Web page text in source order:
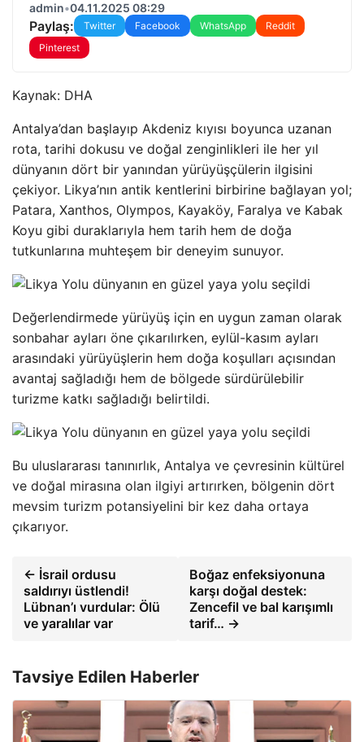
admin•04.11.2025 08:29
Paylaş: Twitter Facebook WhatsApp
Reddit
Pinterest
Kaynak: DHA
Antalya’dan başlayıp Akdeniz kıyısı boyunca uzanan
rota, tarihi dokusu ve doğal zenginlikleri ile her yıl
dünyanın dört bir yanından yürüyüşçülerin ilgisini
çekiyor. Likya’nın antik kentlerini birbirine bağlayan yol;
Patara, Xanthos, Olympos, Kayaköy, Faralya ve Kabak
Koyu gibi duraklarıyla hem tarih hem de doğa
tutkunlarına muhteşem bir deneyim sunuyor.
Değerlendirmede yürüyüş için en uygun zaman olarak
sonbahar ayları öne çıkarılırken, eylül-kasım ayları
arasındaki yürüyüşlerin hem doğa koşulları açısından
avantaj sağladığı hem de bölgede sürdürülebilir
turizme katkı sağladığı belirtildi.
Bu uluslararası tanınırlık, Antalya ve çevresinin kültürel
ve doğal mirasına olan ilgiyi artırırken, bölgenin dört
mevsim turizm potansiyelini bir kez daha ortaya
çıkarıyor.
← İsrail ordusu
saldırıyı üstlendi!
Lübnan’ı vurdular: Ölü
ve yaralılar var
Boğaz enfeksiyonuna
karşı doğal destek:
Zencefil ve bal karışımlı
tarif… →
Tavsiye Edilen Haberler